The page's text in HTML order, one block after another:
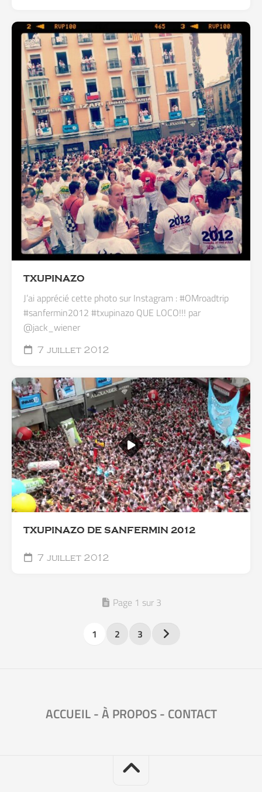
TXUPINAZO
J’ai apprécié cette photo sur Instagram : #OMroadtrip
#sanfermin2012 #txupinazo QUE LOCO!!! par
@jack_wiener
7 juillet 2012
TXUPINAZO DE SANFERMIN 2012
7 juillet 2012
Page 1 sur 3
1 2 3
ACCUEIL-À PROPOS- CONTACT